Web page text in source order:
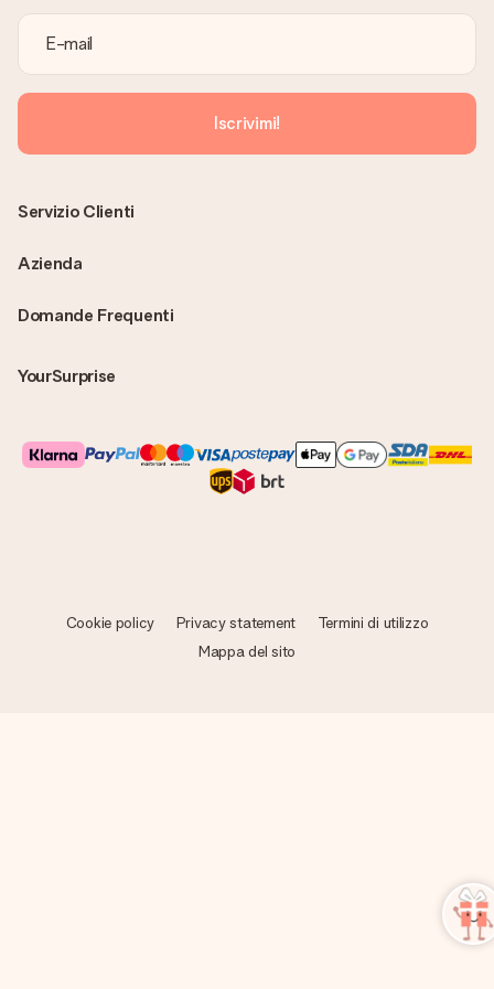
modo puoi inviare il regalo direttamente al destinatario,
facendogli una vera e propria sorpresa!
Iscrivimi!
Domande Frequenti
YourSurprise
Servizio Clienti
Azienda
Cookie policy Privacy statement
Termini di utilizzo
Mappa del sito